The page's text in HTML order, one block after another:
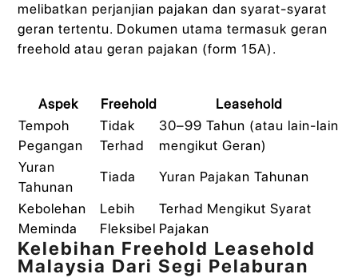
melibatkan perjanjian pajakan dan syarat-syarat
geran tertentu. Dokumen utama termasuk geran
freehold atau geran pajakan (form 15A).
Aspek Freehold
Leasehold
Tempoh
Pegangan
Tidak
Terhad
30–99 Tahun (atau lain-lain
mengikut Geran)
Yuran
Tahunan
Tiada
Yuran Pajakan Tahunan
Kebolehan
Meminda
Lebih
Fleksibel
Terhad Mengikut Syarat
Pajakan
Kelebihan Freehold Leasehold
Malaysia Dari Segi Pelaburan